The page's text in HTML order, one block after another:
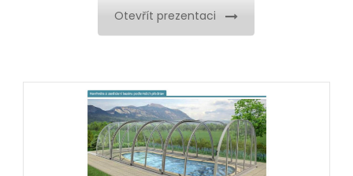
Otevřít prezentaci